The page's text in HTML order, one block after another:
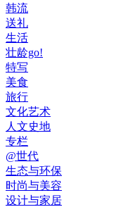
韩流
送礼
生活
壮龄go!
特写
美食
旅行
文化艺术
人文史地
专栏
@世代
生态与环保
时尚与美容
设计与家居